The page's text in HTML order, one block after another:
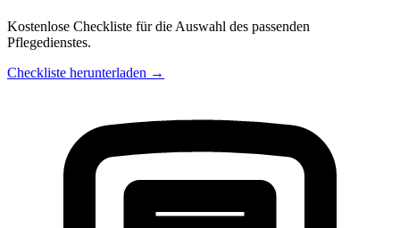
Kostenlose Checkliste für die Auswahl des passenden
Pflegedienstes.
Checkliste herunterladen →